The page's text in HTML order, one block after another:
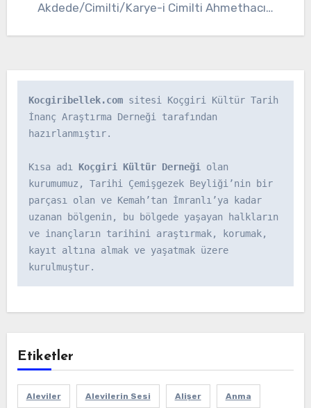
Akdede/Cimilti/Karye-i Cimilti Ahmethacı…
Kocgiribellek.com sitesi Koçgiri Kültür Tarih
İnanç Araştırma Derneği tarafından
hazırlanmıştır.
Kısa adı Koçgiri Kültür Derneği olan
kurumumuz, Tarihi Çemişgezek Beyliği’nin bir
parçası olan ve Kemah’tan İmranlı’ya kadar
uzanan bölgenin, bu bölgede yaşayan halkların
ve inançların tarihini araştırmak, korumak,
kayıt altına almak ve yaşatmak üzere
kurulmuştur.
Etiketler
Aleviler Alevilerin Sesi Alişer Anma